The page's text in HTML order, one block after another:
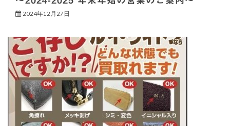
2024年12月27日